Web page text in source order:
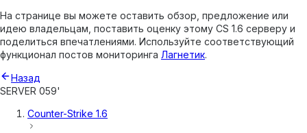
На странице вы можете оставить обзор, предложение или
идею владельцам, поставить оценку этому CS 1.6 серверу и
поделиться впечатлениями. Используйте соответствующий
функционал постов мониторинга Лагнетик.
Назад
SERVER 059'
Counter-Strike 1.6